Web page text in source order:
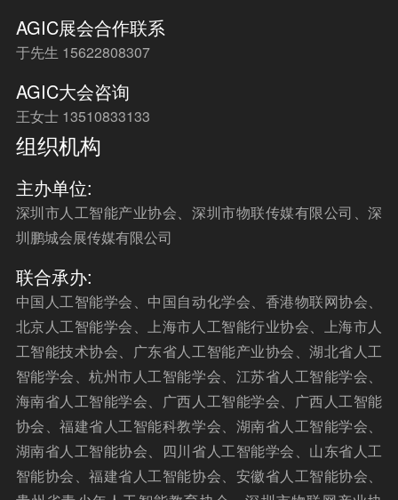
AGIC展会合作联系
于先生 15622808307
AGIC大会咨询
王女士 13510833133
组织机构
主办单位:
深圳市人工智能产业协会、深圳市物联传媒有限公司、深
圳鹏城会展传媒有限公司
联合承办:
中国人工智能学会、中国自动化学会、香港物联网协会、
北京人工智能学会、上海市人工智能行业协会、上海市人
工智能技术协会、广东省人工智能产业协会、湖北省人工
智能学会、杭州市人工智能学会、江苏省人工智能学会、
海南省人工智能学会、广西人工智能学会、广西人工智能
协会、福建省人工智能科教学会、湖南省人工智能学会、
湖南省人工智能协会、四川省人工智能学会、山东省人工
智能协会、福建省人工智能协会、安徽省人工智能协会、